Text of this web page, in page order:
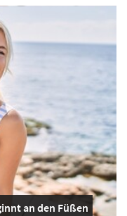
an den Füßen